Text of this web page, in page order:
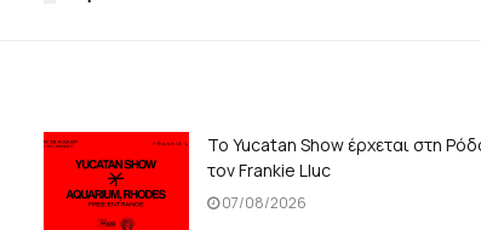
Το Yucatan Show έρχεται στη
τον Frankie Lluc
07/08/2026